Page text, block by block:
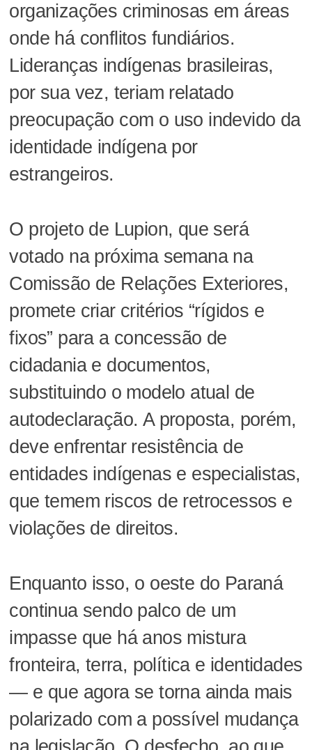
organizações criminosas em áreas
onde há conflitos fundiários.
Lideranças indígenas brasileiras,
por sua vez, teriam relatado
preocupação com o uso indevido da
identidade indígena por
estrangeiros.
O projeto de Lupion, que será
votado na próxima semana na
Comissão de Relações Exteriores,
promete criar critérios “rígidos e
fixos” para a concessão de
cidadania e documentos,
substituindo o modelo atual de
autodeclaração. A proposta, porém,
deve enfrentar resistência de
entidades indígenas e especialistas,
que temem riscos de retrocessos e
violações de direitos.
Enquanto isso, o oeste do Paraná
continua sendo palco de um
impasse que há anos mistura
fronteira, terra, política e identidades
— e que agora se torna ainda mais
polarizado com a possível mudança